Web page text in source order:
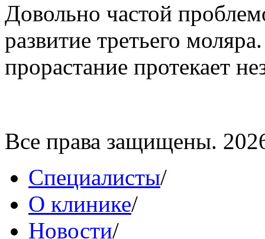
Довольно частой
развитие третьего
прорастание протекает
Все права защищены.
Специалисты/
О клинике/
Новости/